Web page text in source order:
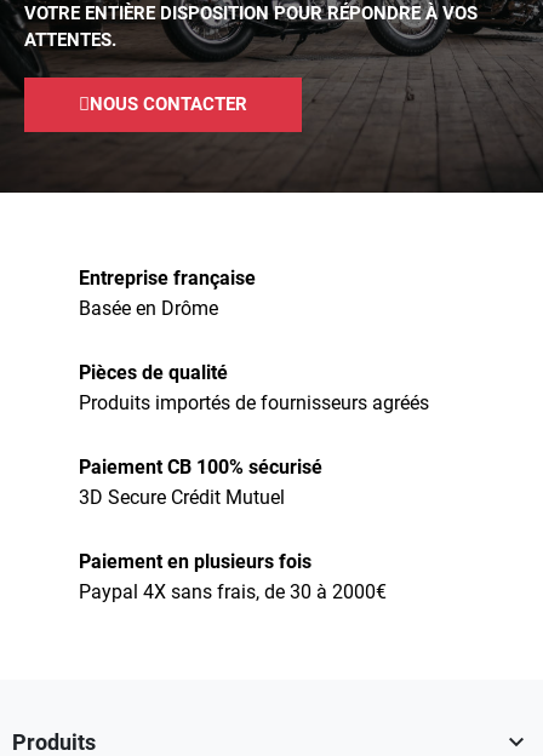
VOTRE ENTIÈRE DISPOSITION POUR RÉPONDRE À VOS
ATTENTES.
NOUS CONTACTER
Entreprise française
Basée en Drôme
Pièces de qualité
Produits importés de fournisseurs agréés
Paiement CB 100% sécurisé
3D Secure Crédit Mutuel
Paiement en plusieurs fois
Paypal 4X sans frais, de 30 à 2000€
Produits 